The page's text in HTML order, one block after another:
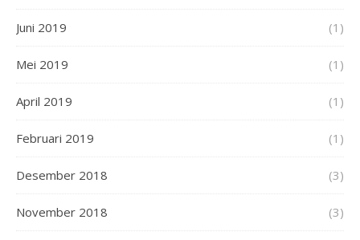
Juni 2019 (1)
Mei 2019 (1)
April 2019 (1)
Februari 2019 (1)
Desember 2018 (3)
November 2018 (3)